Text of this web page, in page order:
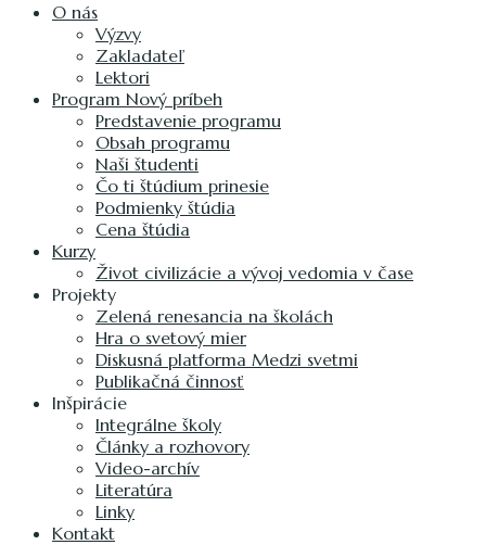
O nás
Výzvy
Zakladateľ
Lektori
Program Nový príbeh
Predstavenie programu
Obsah programu
Naši študenti
Čo ti štúdium prinesie
Podmienky štúdia
Cena štúdia
Kurzy
Život civilizácie a vývoj vedomia v čase
Projekty
Zelená renesancia na školách
Hra o svetový mier
Diskusná platforma Medzi svetmi
Publikačná činnosť
Inšpirácie
Integrálne školy
Články a rozhovory
Video-archív
Literatúra
Linky
Kontakt